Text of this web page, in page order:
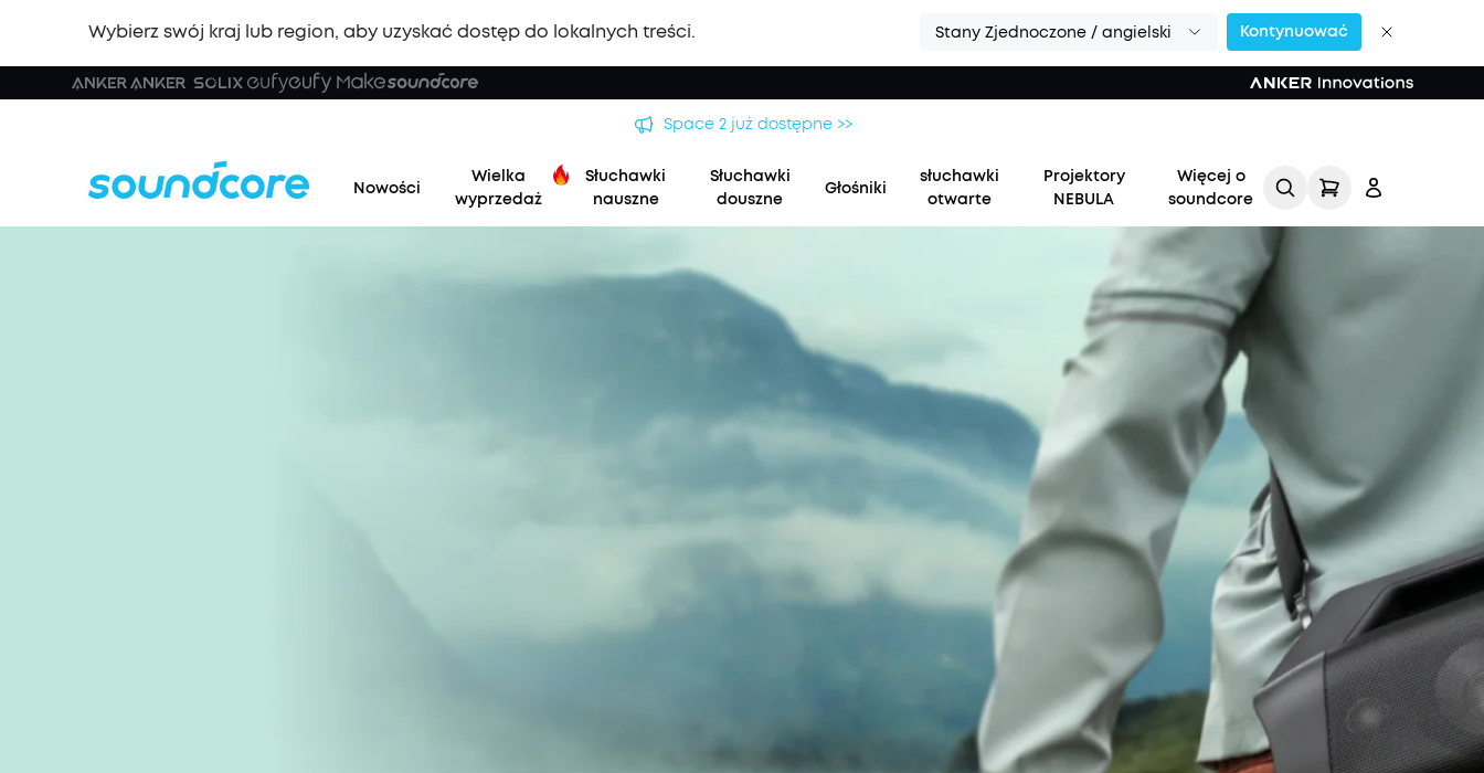
Wybierz swój kraj lub region, aby uzyskać dostęp do lokalnych treści. Stany Zjednoczone / angielski Kontynuować
Space 2 już dostępne >>
Nowości
Wielka
wyprzedaż
Słuchawki
nauszne
Słuchawki
douszne
Głośniki
słuchawki
otwarte
Projektory
NEBULA
Więcej o
soundcore
Śledź moje zamówienie